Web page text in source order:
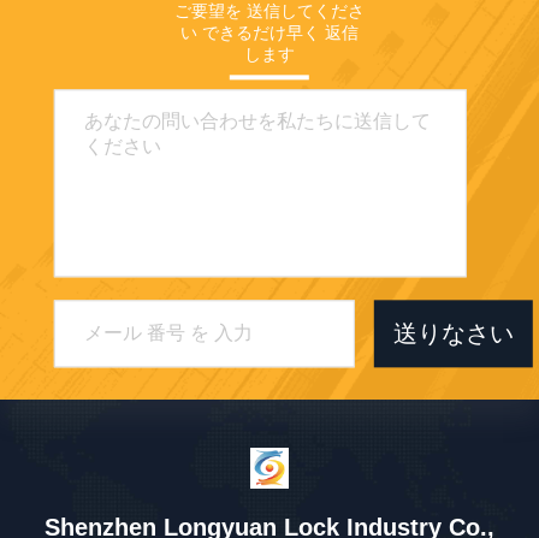
ご要望を 送信してくださ
い できるだけ早く 返信
します
送りなさい
Shenzhen Longyuan Lock Industry Co.,